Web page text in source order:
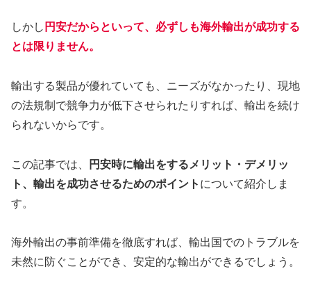
しかし 円安だからといって、必ずしも海外輸出が成功する
とは限りません。
輸出する製品が優れていても、ニーズがなかったり、現地
の法規制で競争力が低下させられたりすれば、輸出を続け
られないからです。
この記事では、
円安時に輸出をするメリット・デメリッ
ト、輸出を成功させるためのポイント について紹介しま
す。
海外輸出の事前準備を徹底すれば、輸出国でのトラブルを
未然に防ぐことができ、安定的な輸出ができるでしょう。